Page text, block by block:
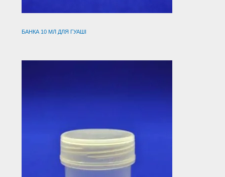
БАНКА 10 МЛ ДЛЯ ГУАШІ